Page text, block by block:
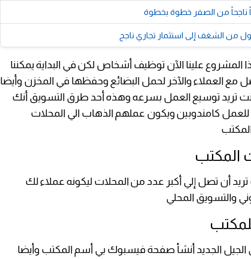
ناجحاً من الصفر خطوة بخطوة
من الشغف إلى استثمار تجاري ناجح
المشروع علينا الآن توظيف أشخاص لكن في البداية يمكننا
مع العملاء والآخر لحمل البضائع وحفظها في المخزن وأيضا
كنت تريد توسيع العمل بسرعه وهذه أحد طرق التسويق أنك
كامندوبين ويكون عملهم الذهاب الي المحلات
المكتب
أن تصل إلي أكبر عدد من المحلات ليكونه عملاء لك
والتسويق المحلي
الجديد أنشأ صفحة فيسبوك بي أسم المكتب وأيضا